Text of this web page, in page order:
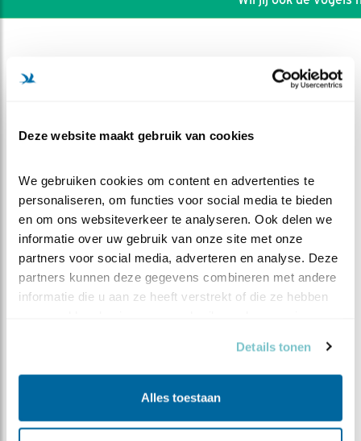
Deze website maakt gebruik van cookies
We gebruiken cookies om content en advertenties te
personaliseren, om functies voor social media te bieden
en om ons websiteverkeer te analyseren. Ook delen we
informatie over uw gebruik van onze site met onze
partners voor social media, adverteren en analyse. Deze
partners kunnen deze gegevens combineren met andere
informatie die u aan ze heeft verstrekt of die ze hebben
Details tonen
Alles toestaan
DEEL DIT FILMPJE
Vind ik leuk
dag 23 van het broeden ingegaan. Uitgaande van een